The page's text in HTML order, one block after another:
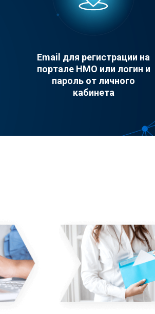
Email для регистрации на
портале НМО или логин и
пароль от личного
кабинета